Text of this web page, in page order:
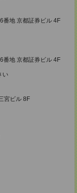
番地 京都証券ビル 4F
番地 京都証券ビル 4F
い
宮ビル 8F